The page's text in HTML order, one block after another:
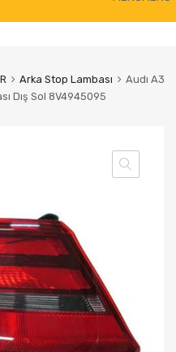
Arka Stop Lambası
Audı A3
Dış Sol 8V4945095